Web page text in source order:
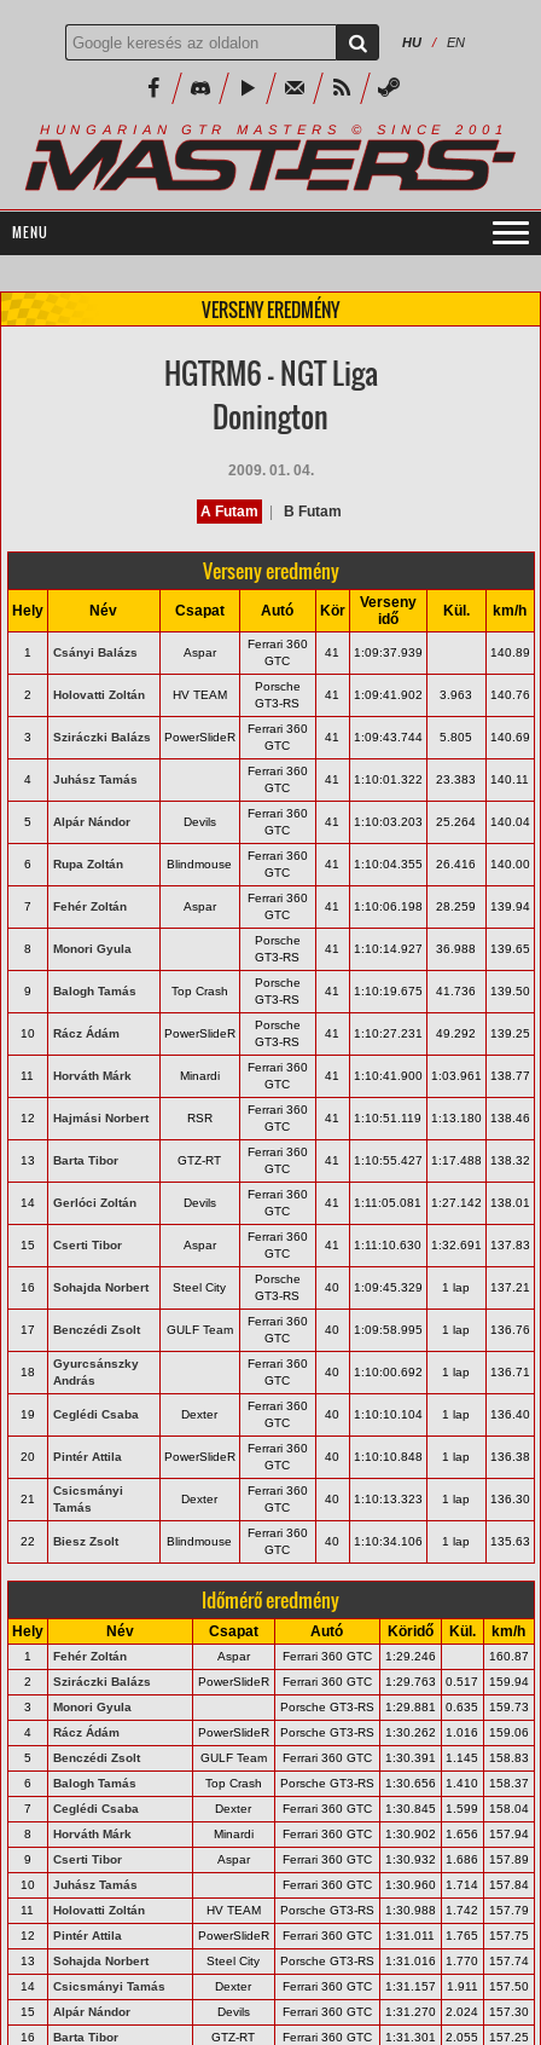
HU / EN
H U N G A R I A N G T R M A S T E R S © S I N C E 2 0 0 1
VERSENY EREDMÉNY
HGTRM6 - NGT Liga
Donington
2009. 01. 04.
A Futam B Futam
Verseny eredmény
Hely Név Csapat Autó Kör
Verseny
idő
Kül. km/h
1 Csányi Balázs Aspar
Ferrari 360
GTC
41 1:09:37.939 140.89
2 Holovatti Zoltán HV TEAM
Porsche
GT3-RS
41 1:09:41.902 3.963 140.76
3 Sziráczki Balázs PowerSlideR
Ferrari 360
GTC
41 1:09:43.744 5.805 140.69
4 Juhász Tamás
Ferrari 360
GTC
41 1:10:01.322 23.383 140.11
5 Alpár Nándor Devils
Ferrari 360
GTC
41 1:10:03.203 25.264 140.04
6 Rupa Zoltán Blindmouse
Ferrari 360
GTC
41 1:10:04.355 26.416 140.00
7 Fehér Zoltán Aspar
Ferrari 360
GTC
41 1:10:06.198 28.259 139.94
8 Monori Gyula
Porsche
GT3-RS
41 1:10:14.927 36.988 139.65
9 Balogh Tamás Top Crash
Porsche
GT3-RS
41 1:10:19.675 41.736 139.50
10 Rácz Ádám PowerSlideR
Porsche
GT3-RS
41 1:10:27.231 49.292 139.25
11 Horváth Márk Minardi
Ferrari 360
GTC
41 1:10:41.900 1:03.961 138.77
12 Hajmási Norbert RSR
Ferrari 360
GTC
41 1:10:51.119 1:13.180 138.46
13 Barta Tibor GTZ-RT
Ferrari 360
GTC
41 1:10:55.427 1:17.488 138.32
14 Gerlóci Zoltán Devils
Ferrari 360
GTC
41 1:11:05.081 1:27.142 138.01
15 Cserti Tibor Aspar
Ferrari 360
GTC
41 1:11:10.630 1:32.691 137.83
16 Sohajda Norbert Steel City
Porsche
GT3-RS
40 1:09:45.329 1 lap 137.21
17 Benczédi Zsolt GULF Team
Ferrari 360
GTC
40 1:09:58.995 1 lap 136.76
18
Gyurcsánszky
András
Ferrari 360
GTC
40 1:10:00.692 1 lap 136.71
19 Ceglédi Csaba Dexter
Ferrari 360
GTC
40 1:10:10.104 1 lap 136.40
20 Pintér Attila PowerSlideR
Ferrari 360
GTC
40 1:10:10.848 1 lap 136.38
21
Csicsmányi
Tamás
Dexter
Ferrari 360
GTC
40 1:10:13.323 1 lap 136.30
22 Biesz Zsolt Blindmouse
Ferrari 360
GTC
40 1:10:34.106 1 lap 135.63
Időmérő eredmény
Hely Név Csapat Autó Köridő Kül. km/h
1 Fehér Zoltán Aspar Ferrari 360 GTC 1:29.246
160.87
2
Sziráczki Balázs PowerSlideR Ferrari 360 GTC 1:29.763 0.517
159.94
3
Monori Gyula Porsche GT3-RS 1:29.881 0.635
159.73
4
Rácz Ádám PowerSlideR Porsche GT3-RS 1:30.262 1.016
159.06
5
Benczédi Zsolt GULF Team Ferrari 360 GTC 1:30.391 1.145
158.83
6
Balogh Tamás Top Crash Porsche GT3-RS 1:30.656 1.410
158.37
7
Ceglédi Csaba Dexter Ferrari 360 GTC 1:30.845 1.599
158.04
8
Horváth Márk Minardi Ferrari 360 GTC 1:30.902 1.656
157.94
9
Cserti Tibor Aspar Ferrari 360 GTC 1:30.932 1.686
157.89
10
Juhász Tamás Ferrari 360 GTC 1:30.960 1.714
157.84
11
Holovatti Zoltán HV TEAM Porsche GT3-RS 1:30.988 1.742
157.79
12
Pintér Attila PowerSlideR Ferrari 360 GTC 1:31.011 1.765
157.75
13
Sohajda Norbert Steel City Porsche GT3-RS 1:31.016 1.770
157.74
14
Csicsmányi Tamás Dexter Ferrari 360 GTC 1:31.157 1.911
157.50
15
Alpár Nándor Devils Ferrari 360 GTC 1:31.270 2.024
157.30
16
Barta Tibor GTZ-RT Ferrari 360 GTC 1:31.301 2.055
157.25